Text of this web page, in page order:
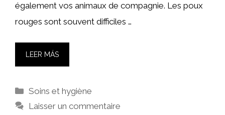
également vos animaux de compagnie. Les poux
rouges sont souvent difficiles …
LEER MÁS
Catégories
Soins et hygiène
Laisser un commentaire